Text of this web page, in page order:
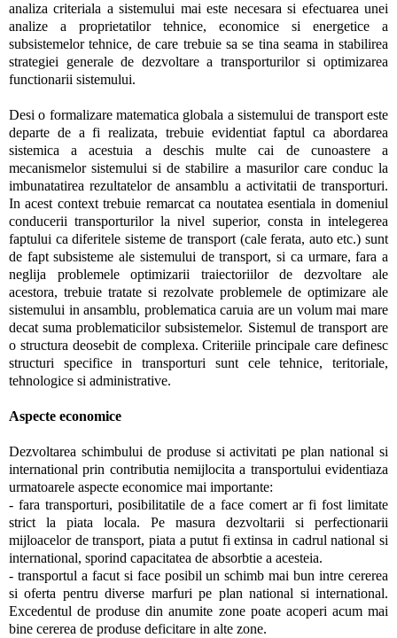
analiza criteriala a sistemului mai este necesara si efectuarea unei
analize a proprietatilor tehnice, economice si energetice a
subsistemelor tehnice, de care trebuie sa se tina seama in stabilirea
strategiei generale de dezvoltare a transporturilor si optimizarea
functionarii sistemului.
Desi o formalizare matematica globala a sistemului de transport este
departe de a fi realizata, trebuie evidentiat faptul ca abordarea
sistemica a acestuia a deschis multe cai de cunoastere a
mecanismelor sistemului si de stabilire a masurilor care conduc la
imbunatatirea rezultatelor de ansamblu a activitatii de transporturi.
In acest context trebuie remarcat ca noutatea esentiala in domeniul
conducerii transporturilor la nivel superior, consta in intelegerea
faptului ca diferitele sisteme de transport (cale ferata, auto etc.) sunt
de fapt subsisteme ale sistemului de transport, si ca urmare, fara a
neglija problemele optimizarii traiectoriilor de dezvoltare ale
acestora, trebuie tratate si rezolvate problemele de optimizare ale
sistemului in ansamblu, problematica caruia are un volum mai mare
decat suma problematicilor subsistemelor. Sistemul de transport are
o structura deosebit de complexa. Criteriile principale care definesc
structuri specifice in transporturi sunt cele tehnice, teritoriale,
tehnologice si administrative.
Aspecte economice
Dezvoltarea schimbului de produse si activitati pe plan national si
international prin contributia nemijlocita a transportului evidentiaza
urmatoarele aspecte economice mai importante:
- fara transporturi, posibilitatile de a face comert ar fi fost limitate
strict la piata locala. Pe masura dezvoltarii si perfectionarii
mijloacelor de transport, piata a putut fi extinsa in cadrul national si
international, sporind capacitatea de absorbtie a acesteia.
- transportul a facut si face posibil un schimb mai bun intre cererea
si oferta pentru diverse marfuri pe plan national si international.
Excedentul de produse din anumite zone poate acoperi acum mai
bine cererea de produse deficitare in alte zone.